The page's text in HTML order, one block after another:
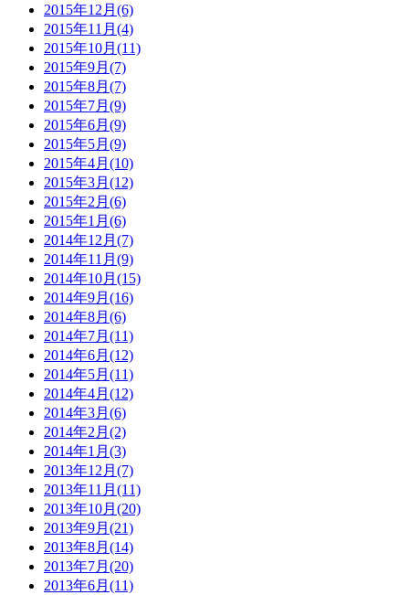
2015年12月(6)
2015年11月(4)
2015年10月(11)
2015年9月(7)
2015年8月(7)
2015年7月(9)
2015年6月(9)
2015年5月(9)
2015年4月(10)
2015年3月(12)
2015年2月(6)
2015年1月(6)
2014年12月(7)
2014年11月(9)
2014年10月(15)
2014年9月(16)
2014年8月(6)
2014年7月(11)
2014年6月(12)
2014年5月(11)
2014年4月(12)
2014年3月(6)
2014年2月(2)
2014年1月(3)
2013年12月(7)
2013年11月(11)
2013年10月(20)
2013年9月(21)
2013年8月(14)
2013年7月(20)
2013年6月(11)